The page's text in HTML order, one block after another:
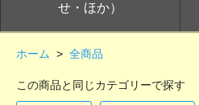
せ・ほか）
ホーム > 全商品
この商品と同じカテゴリーで探す